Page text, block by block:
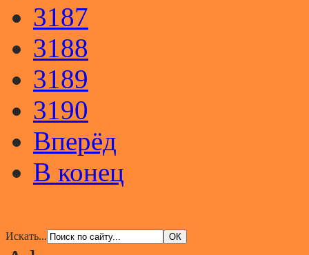
3187
3188
3189
3190
Вперёд
В конец
Искать...